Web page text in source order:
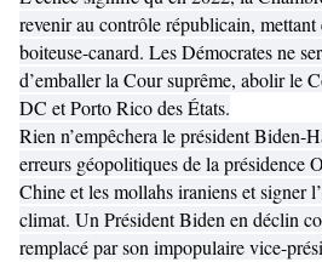
revenir au contrôle républicain, mettant
boiteuse-canard. Les Démocrates ne
d’emballer la Cour suprême, abolir le
DC et Porto Rico des États.
Rien n’empêchera le président Biden-
erreurs géopolitiques de la présidence
Chine et les mollahs iraniens et signer
climat. Un Président Biden en déclin
remplacé par son impopulaire vice-